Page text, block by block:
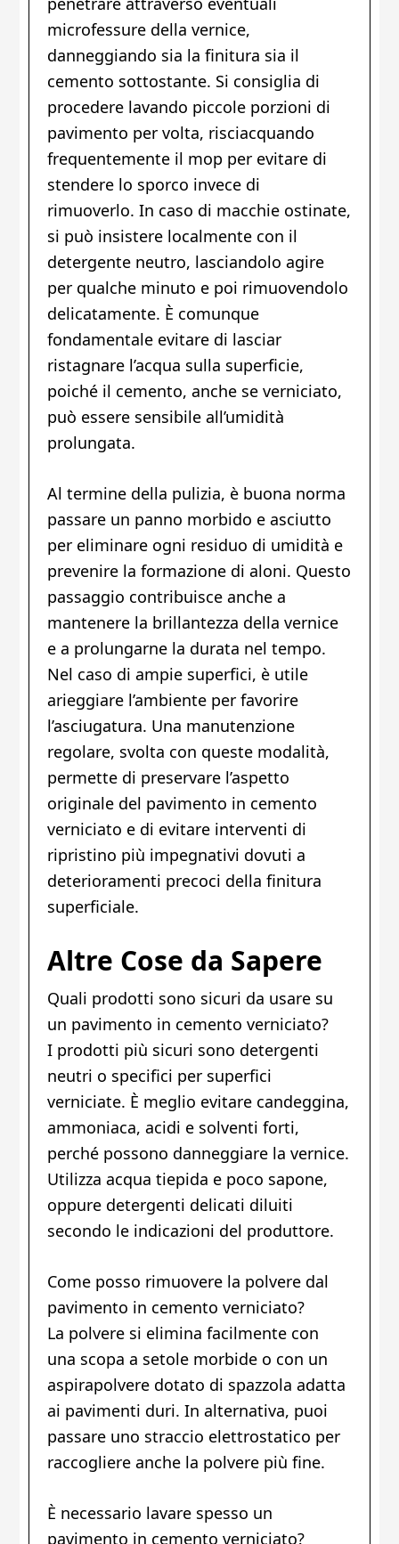
microfessure della vernice,
danneggiando sia la finitura sia il
cemento sottostante. Si consiglia di
procedere lavando piccole porzioni di
pavimento per volta, risciacquando
frequentemente il mop per evitare di
stendere lo sporco invece di
rimuoverlo. In caso di macchie ostinate,
si può insistere localmente con il
detergente neutro, lasciandolo agire
per qualche minuto e poi rimuovendolo
delicatamente. È comunque
fondamentale evitare di lasciar
ristagnare l’acqua sulla superficie,
poiché il cemento, anche se verniciato,
può essere sensibile all’umidità
prolungata.
Al termine della pulizia, è buona norma
passare un panno morbido e asciutto
per eliminare ogni residuo di umidità e
prevenire la formazione di aloni. Questo
passaggio contribuisce anche a
mantenere la brillantezza della vernice
e a prolungarne la durata nel tempo.
Nel caso di ampie superfici, è utile
arieggiare l’ambiente per favorire
l’asciugatura. Una manutenzione
regolare, svolta con queste modalità,
permette di preservare l’aspetto
originale del pavimento in cemento
verniciato e di evitare interventi di
ripristino più impegnativi dovuti a
deterioramenti precoci della finitura
superficiale.
Altre Cose da Sapere
Quali prodotti sono sicuri da usare su
un pavimento in cemento verniciato?
I prodotti più sicuri sono detergenti
neutri o specifici per superfici
verniciate. È meglio evitare candeggina,
ammoniaca, acidi e solventi forti,
perché possono danneggiare la vernice.
Utilizza acqua tiepida e poco sapone,
oppure detergenti delicati diluiti
secondo le indicazioni del produttore.
Come posso rimuovere la polvere dal
pavimento in cemento verniciato?
La polvere si elimina facilmente con
una scopa a setole morbide o con un
aspirapolvere dotato di spazzola adatta
ai pavimenti duri. In alternativa, puoi
passare uno straccio elettrostatico per
raccogliere anche la polvere più fine.
È necessario lavare spesso un
pavimento in cemento verniciato?